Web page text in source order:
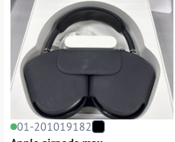
01-201019182